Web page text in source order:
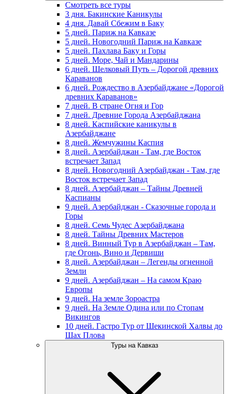
Смотреть все туры
3 дня. Бакинские Каникулы
4 дня. Давай Сбежим в Баку
5 дней. Париж на Кавказе
5 дней. Новогодний Париж на Кавказе
5 дней. Пахлава Баку и Горы
5 дней. Море, Чай и Мандарины
6 дней. Шелковый Путь – Дорогой древних
Караванов
6 дней. Рождество в Азербайджане «Дорогой
древних Караванов»
7 дней. В стране Огня и Гор
7 дней. Древние Города Азербайджана
8 дней. Каспийские каникулы в
Азербайджане
8 дней. Жемчужины Каспия
8 дней. Азербайджан - Там, где Восток
встречает Запад
8 дней. Новогодний Азербайджан - Там, где
Восток встречает Запад
8 дней. Азербайджан – Тайны Древней
Каспианы
9 дней. Азербайджан - Сказочные города и
Горы
8 дней. Семь Чудес Азербайджана
8 дней. Тайны Древних Мастеров
8 дней. Винный Тур в Азербайджан – Там,
где Огонь, Вино и Дервиши
8 дней. Азербайджан – Легенды огненной
Земли
9 дней. Азербайджан – На самом Краю
Европы
9 дней. На земле Зороастра
9 дней. На Земле Одина или по Стопам
Викингов
10 дней. Гастро Тур от Шекинской Халвы до
Шах Плова
Туры на Кавказ